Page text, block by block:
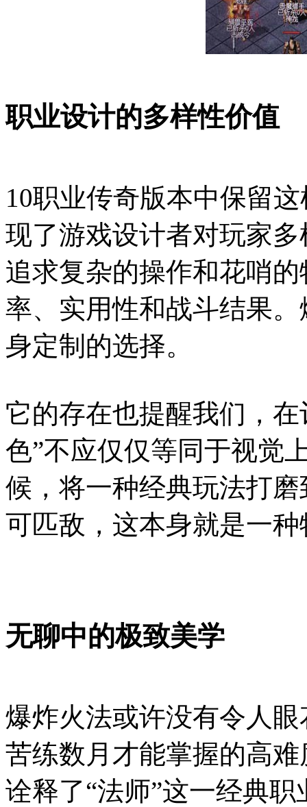
职业设计的多样性价值
10职业传奇版本中保留
现了游戏设计者对玩家
追求复杂的操作和花哨
率、实用性和战斗结果
身定制的选择。
它的存在也提醒我们，
色”不应仅仅等同于视觉
候，将一种经典玩法打
可匹敌，这本身就是一种
无聊中的极致美学
爆炸火法或许没有令人
苦练数月才能掌握的高
诠释了“法师”这一经典